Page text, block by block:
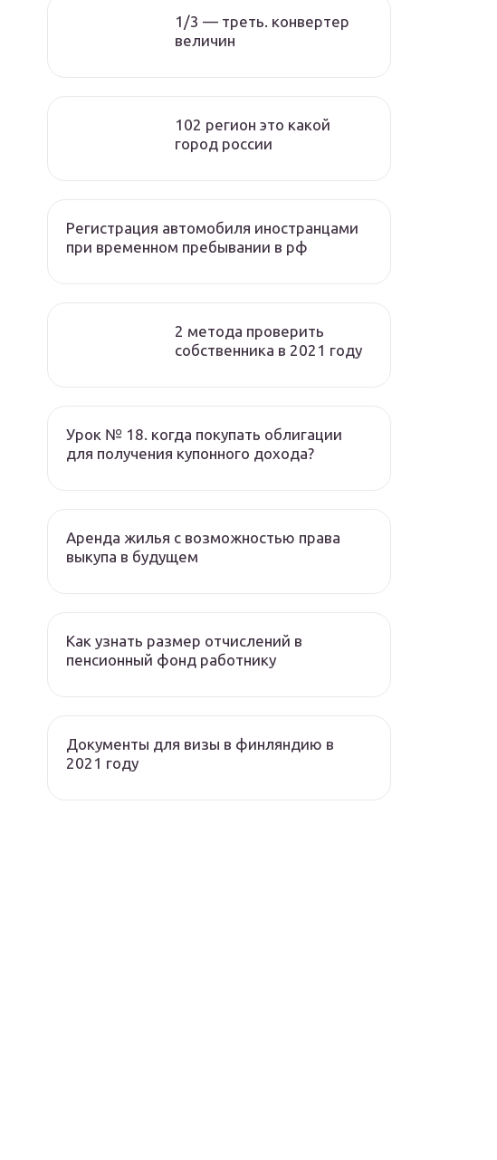
1/3 — треть. конвертер
величин
102 регион это какой
город россии
Регистрация автомобиля иностранцами
при временном пребывании в рф
2 метода проверить
собственника в 2021 году
Урок № 18. когда покупать облигации
для получения купонного дохода?
Аренда жилья с возможностью права
выкупа в будущем
Как узнать размер отчислений в
пенсионный фонд работнику
Документы для визы в финляндию в
2021 году